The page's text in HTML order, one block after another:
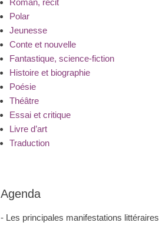
Roman, récit
Polar
Jeunesse
Conte et nouvelle
Fantastique, science-fiction
Histoire et biographie
Poésie
Théâtre
Essai et critique
Livre d’art
Traduction
Agenda
- Les principales manifestations littéraires